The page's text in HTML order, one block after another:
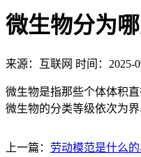
微生物分为
来源：互联网 时间：2025-
微生物是指那些个体体积
微生物的分类等级依次为
上一篇： 劳动模范是什么